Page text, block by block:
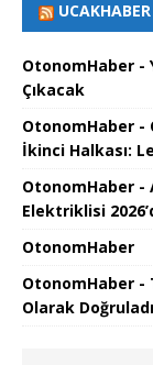
OtonomHaber -
Çıkacak
OtonomHaber -
İkinci Halkası:
OtonomHaber -
Elektriklisi
OtonomHaber
OtonomHaber -
Olarak Doğruladı